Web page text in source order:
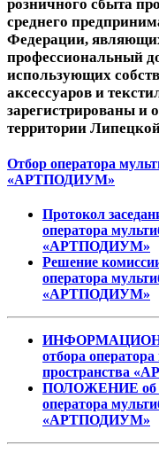
розничного сбыта
среднего
Федерации,
профессиональный
использующих
аксессуаров и
зарегистрированы и
территории
Отбор оператора
«АРТПОДИУМ»
Протокол
оператора
«АРТПОДИУМ»
Решение
оператора
«АРТПОДИУМ»
отбора
пространства
ПОЛОЖЕНИЕ об
оператора
«АРТПОДИУМ»